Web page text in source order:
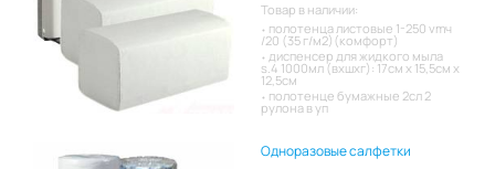
Товар в наличии:
полотенца листовые 1-250 vmч
/20 (35 г/м2)(комфорт)
диспенсер для жидкого мыла
s.4 1000мл (вхшхг): 17см x 15,5см x
12,5см
полотенце бумажные 2сл 2
рулона в уп
Одноразовые салфетки